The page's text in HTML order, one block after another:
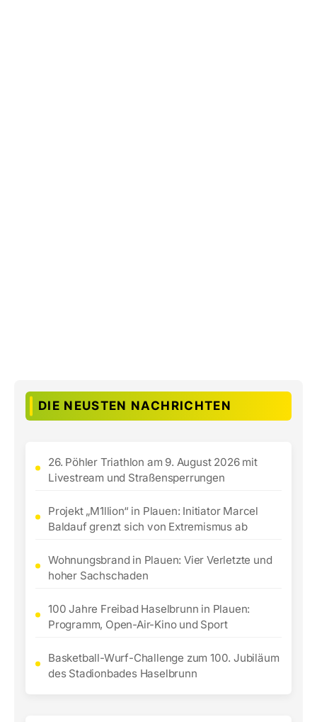
DIE NEUSTEN NACHRICHTEN
26. Pöhler Triathlon am 9. August 2026 mit
Livestream und Straßensperrungen
Projekt „M1llion“ in Plauen: Initiator Marcel
Baldauf grenzt sich von Extremismus ab
Wohnungsbrand in Plauen: Vier Verletzte und
hoher Sachschaden
100 Jahre Freibad Haselbrunn in Plauen:
Programm, Open-Air-Kino und Sport
Basketball-Wurf-Challenge zum 100. Jubiläum
des Stadionbades Haselbrunn